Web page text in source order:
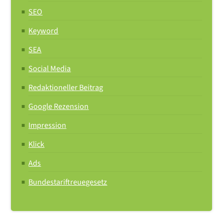
SEO
Keyword
SEA
Social Media
Redaktioneller Beitrag
Google Rezension
Impression
Klick
Ads
Bundestariftreuegesetz